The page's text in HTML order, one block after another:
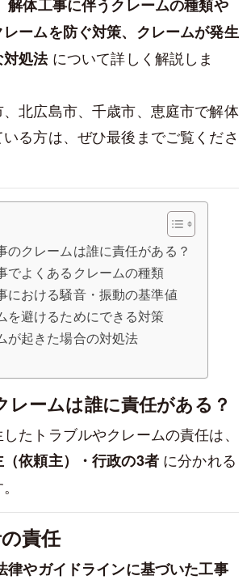
解体工事に伴うクレームの種類や
ームを防ぐ対策、クレームが発生
対処法について詳しく解説しま
北広島市、千歳市、恵庭市で解体
る方は、ぜひ最後までご覧くださ
のクレームは誰に責任がある？
でよくあるクレームの種類
における騒音・振動の基準値
を避けるためにできる対策
が起きた場合の対処法
レームは誰に責任がある？
たトラブルやクレームの責任は、
依頼主）・行政の3者に分かれる
責任
律やガイドラインに基づいた工事